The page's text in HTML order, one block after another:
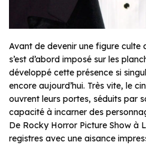
Avant de devenir une figure culte
s’est d’abord imposé sur les
développé cette présence si
encore aujourd’hui. Très vite, le
ouvrent leurs portes, séduits par
capacité à incarner des
De Rocky Horror Picture Show à
registres avec une aisance